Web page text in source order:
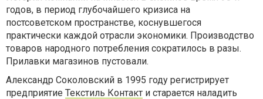
годов, в период глубочайшего кризиса на
постсоветском пространстве, коснувшегося
практически каждой отрасли экономики. Производство
товаров народного потребления сократилось в разы.
Прилавки магазинов пустовали.
Александр Соколовский в 1995 году регистрирует
предприятие Текстиль Контакт и старается наладить